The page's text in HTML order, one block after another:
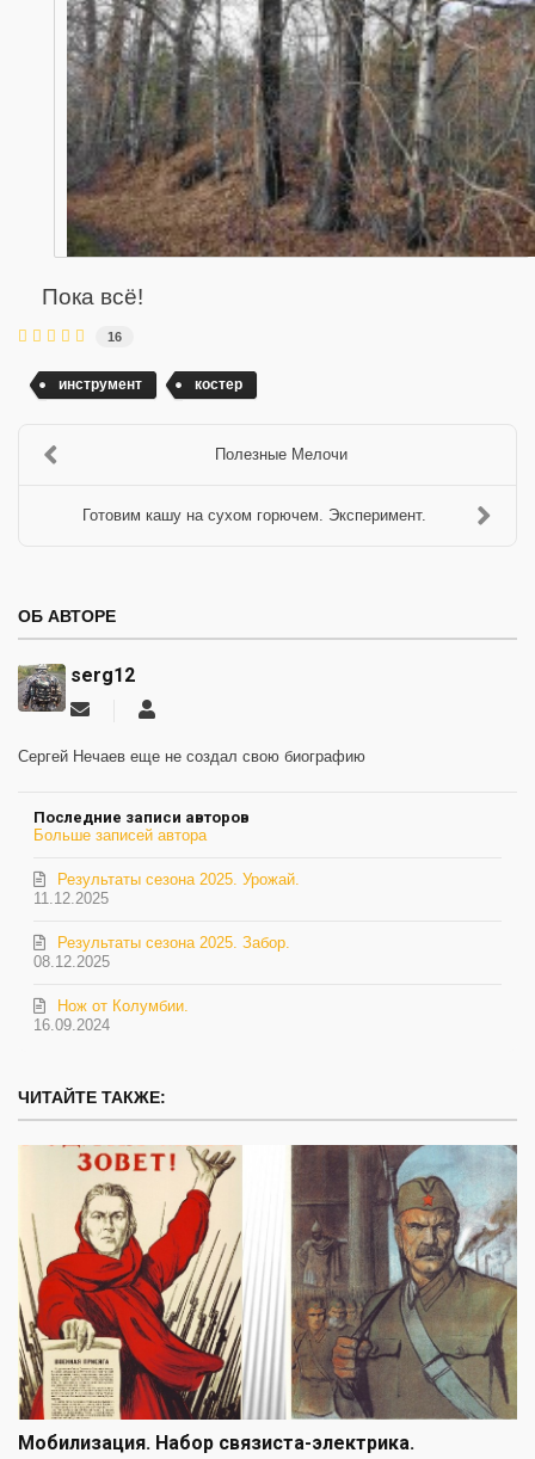
Пока всё!
16
инструмент костер
Полезные Мелочи
Готовим кашу на сухом горючем. Эксперимент.
ОБ АВТОРЕ
serg12
Подписаться
обновление
Сергей Нечаев еще не создал свою биографию
Последние записи авторов
Больше записей автора
11.12.2025
Результаты сезона 2025. Урожай.
08.12.2025
Результаты сезона 2025. Забор.
16.09.2024
Нож от Колумбии.
ЧИТАЙТЕ ТАКЖЕ:
Мобилизация. Набор связиста-электрика.